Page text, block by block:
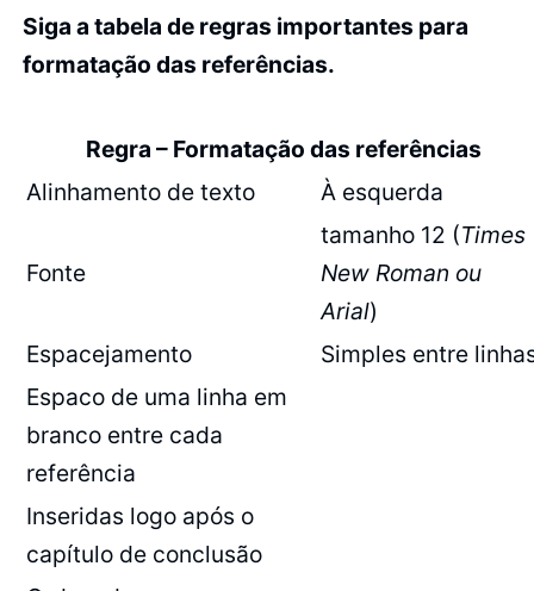
Siga a tabela de regras importantes para
formatação das referências.
Regra – Formatação das referências
Alinhamento de texto
À esquerda
Fonte
tamanho 12 (Times
New Roman ou
Arial)
Espacejamento
Simples entre
Espaco de uma linha em
branco entre cada
referência
Inseridas logo após o
capítulo de conclusão